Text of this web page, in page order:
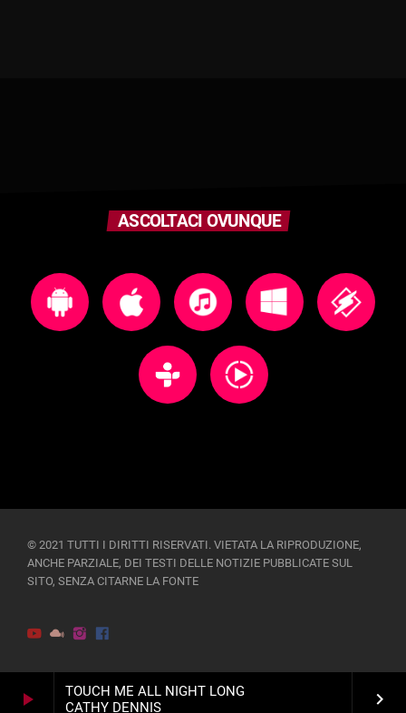
play_arrow
TOUCH ME ALL NIGHT LONG
CATHY DENNIS
keyboard_arrow_right
ASCOLTACI OVUNQUE
© 2021 TUTTI I DIRITTI RISERVATI. VIETATA LA RIPRODUZIONE,
ANCHE PARZIALE, DEI TESTI DELLE NOTIZIE PUBBLICATE SUL
SITO, SENZA CITARNE LA FONTE